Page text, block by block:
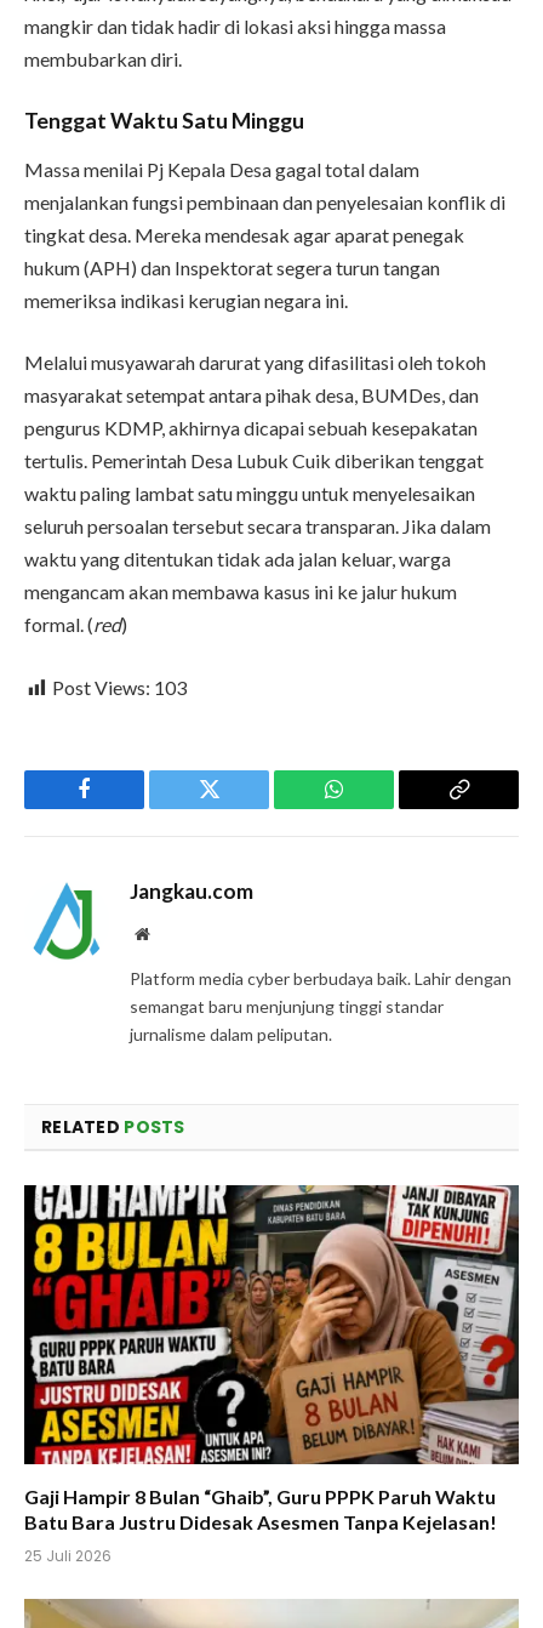
mangkir dan tidak hadir di lokasi aksi hingga massa
membubarkan diri.
Tenggat Waktu Satu Minggu
Massa menilai Pj Kepala Desa gagal total dalam
menjalankan fungsi pembinaan dan penyelesaian konflik di
tingkat desa. Mereka mendesak agar aparat penegak
hukum (APH) dan Inspektorat segera turun tangan
memeriksa indikasi kerugian negara ini.
Melalui musyawarah darurat yang difasilitasi oleh tokoh
masyarakat setempat antara pihak desa, BUMDes, dan
pengurus KDMP, akhirnya dicapai sebuah kesepakatan
tertulis. Pemerintah Desa Lubuk Cuik diberikan tenggat
waktu paling lambat satu minggu untuk menyelesaikan
seluruh persoalan tersebut secara transparan. Jika dalam
waktu yang ditentukan tidak ada jalan keluar, warga
mengancam akan membawa kasus ini ke jalur hukum
formal. (red)
Post Views: 103
Facebook Twitter WhatsApp
Copy
Jangkau.com
Website
Platform media cyber berbudaya baik. Lahir dengan
semangat baru menjunjung tinggi standar
jurnalisme dalam peliputan.
RELATED POSTS
Gaji Hampir 8 Bulan “Ghaib”, Guru PPPK Paruh Waktu
Batu Bara Justru Didesak Asesmen Tanpa Kejelasan!
25 Juli 2026